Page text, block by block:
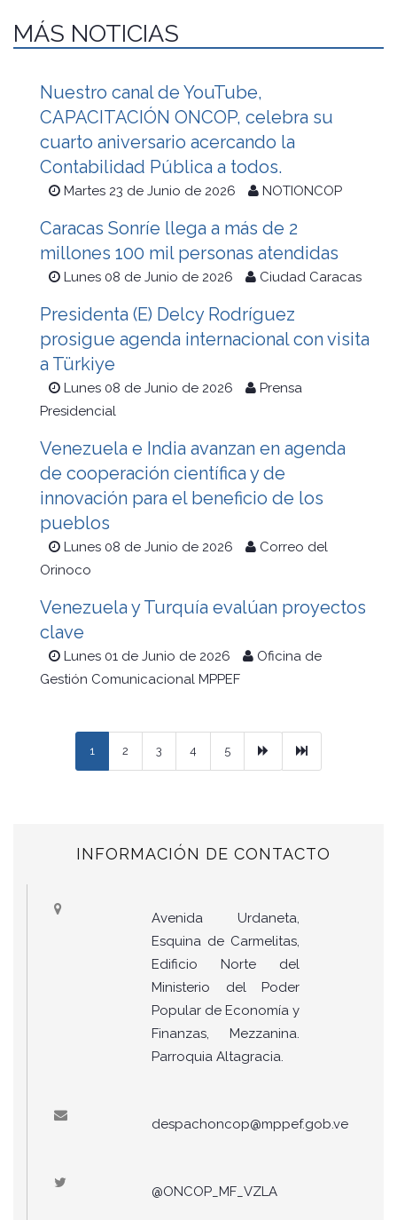
MÁS NOTICIAS
Nuestro canal de YouTube,
CAPACITACIÓN ONCOP, celebra su
cuarto aniversario acercando la
Contabilidad Pública a todos.
Martes 23 de Junio de 2026 NOTIONCOP
Caracas Sonríe llega a más de 2
millones 100 mil personas atendidas
Lunes 08 de Junio de 2026 Ciudad Caracas
Presidenta (E) Delcy Rodríguez
prosigue agenda internacional con visita
a Türkiye
Lunes 08 de Junio de 2026
Prensa
Presidencial
Venezuela e India avanzan en agenda
de cooperación científica y de
innovación para el beneficio de los
pueblos
Lunes 08 de Junio de 2026
Correo del
Orinoco
Venezuela y Turquía evalúan proyectos
clave
Lunes 01 de Junio de 2026
Oficina de
Gestión Comunicacional MPPEF
1 2 3 4 5 Ultimo
INFORMACIÓN DE CONTACTO
Avenida Urdaneta,
Esquina de Carmelitas,
Edificio Norte del
Ministerio del Poder
Popular de Economía y
Finanzas, Mezzanina.
Parroquia Altagracia.
despachoncop@mppef.gob.ve
@ONCOP_MF_VZLA